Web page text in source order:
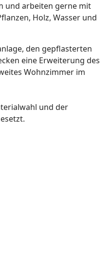
und arbeiten gerne mit
Holz, Wasser und
den gepflasterten
eine Erweiterung des
Wohnzimmer im
und der